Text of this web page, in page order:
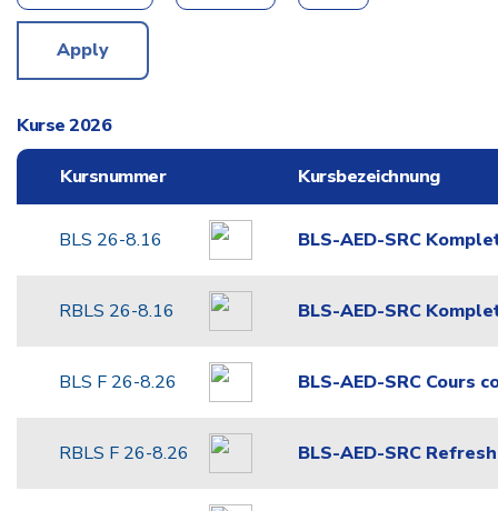
Apply
Kurse 2026
Kursnummer Kursbezeichnung
BLS 26-8.16 BLS-AED-SRC
RBLS 26-8.16 BLS-AED-SRC
BLS F 26-8.26 BLS-AED-SRC Cours
RBLS F 26-8.26 BLS-AED-SRC